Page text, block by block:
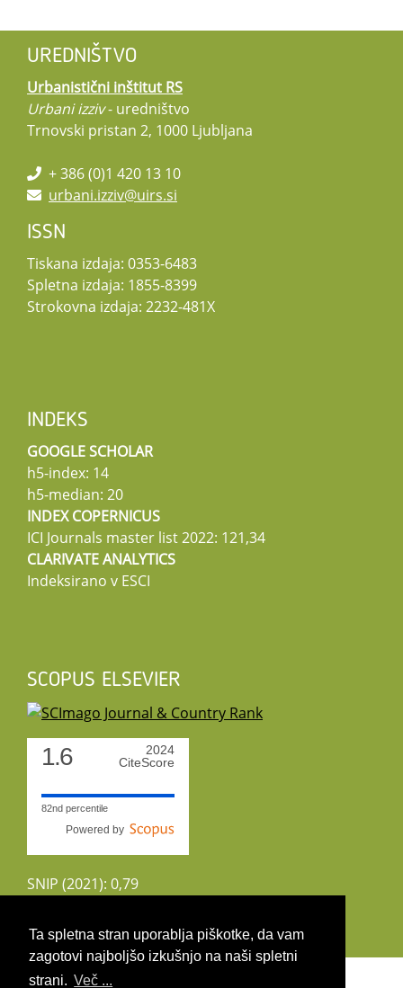
Ta spletna stran uporablja piškotke, da vam
zagotovi najboljšo izkušnjo na naši spletni
strani. Več ...
UREDNIŠTVO
Urbanistični inštitut RS
Urbani izziv- uredništvo
Trnovski pristan 2, 1000 Ljubljana
+ 386 (0)1 420 13 10
urbani.izziv@uirs.si
ISSN
Tiskana izdaja: 0353-6483
Spletna izdaja: 1855-8399
Strokovna izdaja: 2232-481X
INDEKS
GOOGLE SCHOLAR
h5-index: 14
h5-median: 20
INDEX COPERNICUS
ICI Journals master list 2022: 121,34
CLARIVATE ANALYTICS
Indeksirano v ESCI
SCOPUS ELSEVIER
1.6
2024
CiteScore
82nd percentile
Powered by
SNIP (2021): 0,79